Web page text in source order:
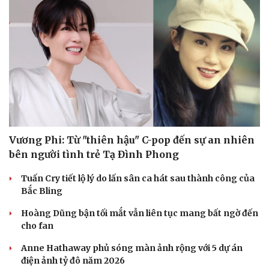
Hạt giống tâm hồn
Vương Phi: Từ "thiên hậu" C-pop đến sự an nhiên
bên người tình trẻ Tạ Đình Phong
Tuấn Cry tiết lộ lý do lấn sân ca hát sau thành công của
Bắc Bling
Hoàng Dũng bận tối mắt vẫn liên tục mang bất ngờ đến
cho fan
Anne Hathaway phủ sóng màn ảnh rộng với 5 dự án
điện ảnh tỷ đô năm 2026